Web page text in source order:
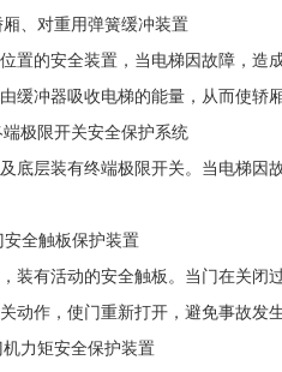
、对重用弹簧缓冲装置
的安全装置，当电梯因故障，造
冲器吸收电梯的能量，从而使轿
极限开关安全保护系统
层装有终端极限开关。当电梯因
安全触板保护装置
有活动的安全触板。当门在关闭
动作，使门重新打开，避免事故发生
力矩安全保护装置